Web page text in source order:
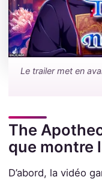
Le trailer met en
The
que montre
D’abord, la vidéo